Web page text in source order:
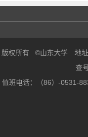
版权所有 ©山东大学 地
查
值班电话：（86）-0531-